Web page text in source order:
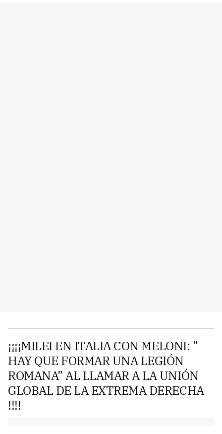
¡¡¡¡MILEI EN ITALIA CON MELONI: ”
HAY QUE FORMAR UNA LEGIÓN
ROMANA” AL LLAMAR A LA UNIÓN
GLOBAL DE LA EXTREMA DERECHA
!!!!